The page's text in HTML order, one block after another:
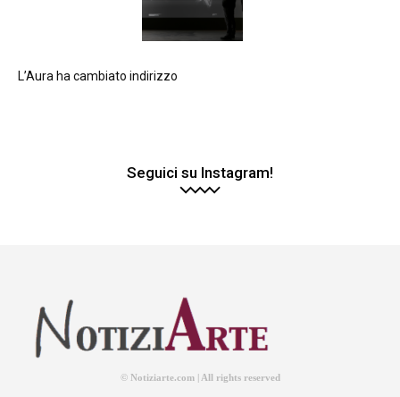
L’Aura ha cambiato indirizzo
Seguici su Instagram!
© Notiziarte.com | All rights reserved